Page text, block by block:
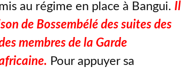
au régime en place à Bangui. Il
de Bossembélé des suites des
membres de la Garde
Pour appuyer sa